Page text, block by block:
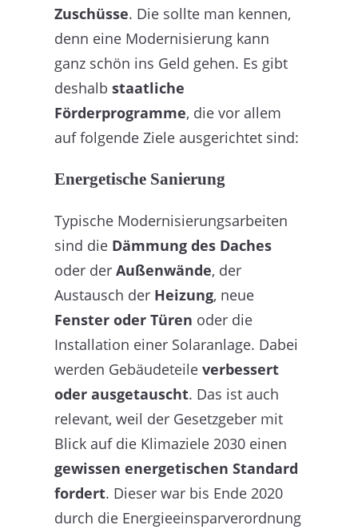
Zuschüsse. Die sollte man kennen,
denn eine Modernisierung kann
ganz schön ins Geld gehen. Es gibt
deshalb staatliche
Förderprogramme, die vor allem
auf folgende Ziele ausgerichtet sind:
Energetische Sanierung
Typische Modernisierungsarbeiten
sind die Dämmung des Daches
oder der Außenwände, der
Austausch der Heizung, neue
Fenster oder Türen oder die
Installation einer Solaranlage. Dabei
werden Gebäudeteile verbessert
oder ausgetauscht. Das ist auch
relevant, weil der Gesetzgeber mit
Blick auf die Klimaziele 2030 einen
gewissen energetischen Standard
fordert. Dieser war bis Ende 2020
durch die Energieeinsparverordnung